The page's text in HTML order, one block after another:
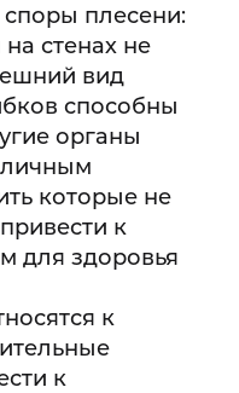
споры плесени:
стенах не
вид
способны
органы
которые не
к
для здоровья
к
к